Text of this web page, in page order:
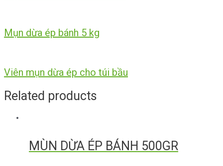
Mụn dừa ép bánh 5 kg
Viên mụn dừa ép cho túi bầu
Related products
MÙN DỪA ÉP BÁNH 500GR